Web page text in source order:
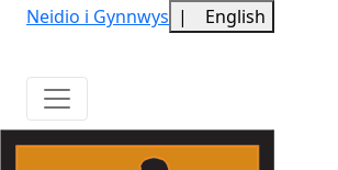
Neidio i Gynnwys | English